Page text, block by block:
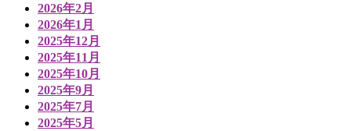
2026年2月
2026年1月
2025年12月
2025年11月
2025年10月
2025年9月
2025年7月
2025年5月